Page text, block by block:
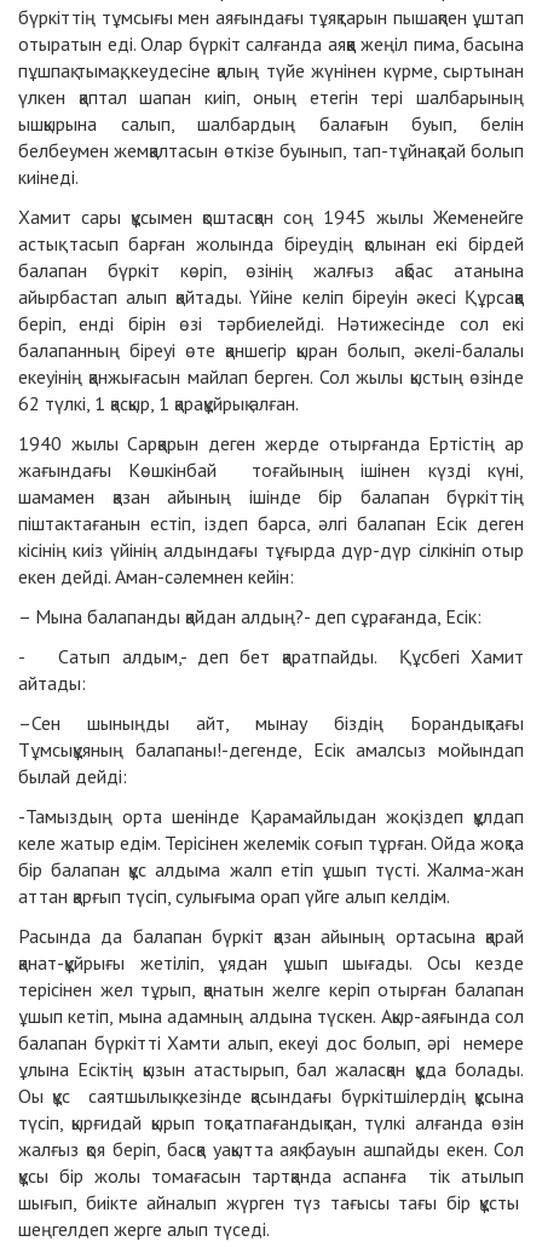
бүркіттің тұмсығы мен аяғындағы тұяқтарын пышақпен ұштап
отыратын еді. Олар бүркіт салғанда аяққа жеңіл пима, басына
пұшпақ тымақ, кеудесіне қалың түйе жүнінен күрме, сыртынан
үлкен қаптал шапан киіп, оның етегін тері шалбарының
ышқырына салып, шалбардың балағын буып, белін
белбеумен жемқалтасын өткізе буынып, тап-тұйнақтай болып
киінеді.
Хамит сары құсымен қоштасқан соң 1945 жылы Жеменейге
астық тасып барған жолында біреудің қолынан екі бірдей
балапан бүркіт көріп, өзінің жалғыз ақбас атанына
айырбастап алып қайтады. Үйіне келіп біреуін әкесі Құрсаққа
беріп, енді бірін өзі тәрбиелейді. Нәтижесінде сол екі
балапанның біреуі өте қаншегір қыран болып, әкелі-балалы
екеуінің қанжығасын майлап берген. Сол жылы қыстың өзінде
62 түлкі, 1 қасқыр, 1 қарақұйрық алған.
1940 жылы Сарқарын деген жерде отырғанда Ертістің ар
жағындағы Көшкінбай тоғайының ішінен күзді күні,
шамамен қазан айының ішінде бір балапан бүркіттің
піштактағанын естіп, іздеп барса, әлгі балапан Есік деген
кісінің киіз үйінің алдындағы тұғырда дүр-дүр сілкініп отыр
екен дейді. Аман-сәлемнен кейін:
– Мына балапанды қайдан алдың?- деп сұрағанда, Есік:
- Сатып алдым,- деп бет қаратпайды. Құсбегі Хамит
айтады:
–Сен шыныңды айт, мынау біздің Борандықтағы
Тұмсықұяның балапаны!-дегенде, Есік амалсыз мойындап
былай дейді:
-Тамыздың орта шенінде Қарамайлыдан жоқ іздеп құлдап
келе жатыр едім. Терісінен желемік соғып тұрған. Ойда жоқта
бір балапан құс алдыма жалп етіп ұшып түсті. Жалма-жан
аттан қарғып түсіп, сулығыма орап үйге алып келдім.
Расында да балапан бүркіт қазан айының ортасына қарай
қанат-құйрығы жетіліп, ұядан ұшып шығады. Осы кезде
терісінен жел тұрып, қанатын желге керіп отырған балапан
ұшып кетіп, мына адамның алдына түскен. Ақыр-аяғында сол
балапан бүркітті Хамти алып, екеуі дос болып, әрі немере
ұлына Есіктің қызын атастырып, бал жаласқан құда болады.
Оы құс саятшылық кезінде қасындағы бүркітшілердің құсына
түсіп, қырғидай қырып тоқтатпағандықтан, түлкі алғанда өзін
жалғыз қоя беріп, басқа уақытта аяқ бауын ашпайды екен. Сол
құсы бір жолы томағасын тартқанда аспанға тік атылып
шығып, биікте айналып жүрген түз тағысы тағы бір құсты
шеңгелдеп жерге алып түседі.